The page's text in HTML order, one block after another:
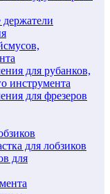
для рубанков,
инструмента
для фрезеров
для лобзиков
для